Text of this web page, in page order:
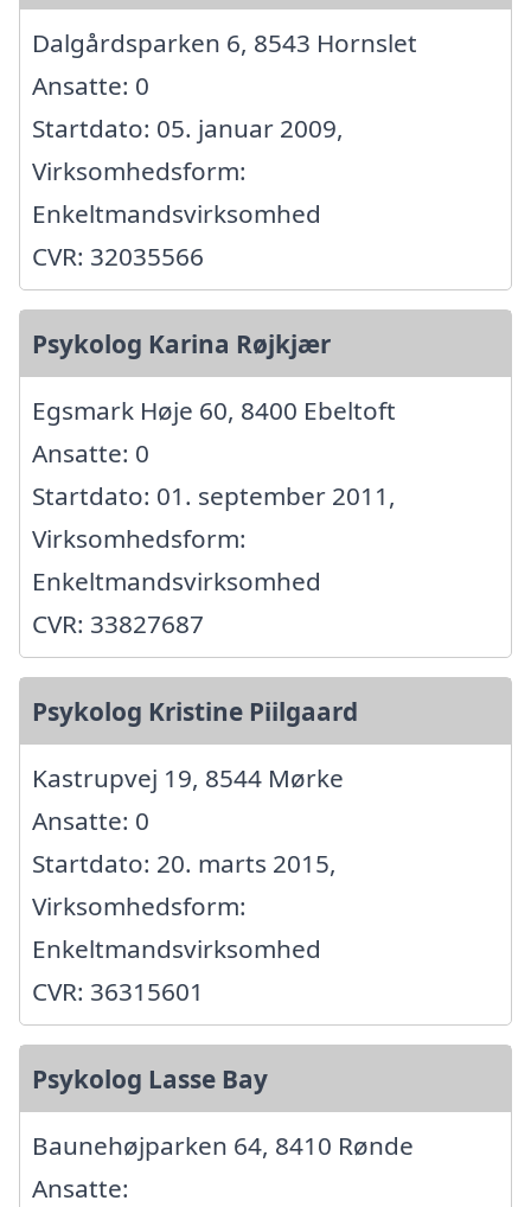
Dalgårdsparken 6, 8543 Hornslet
Ansatte: 0
Startdato: 05. januar 2009,
Virksomhedsform:
Enkeltmandsvirksomhed
CVR: 32035566
Psykolog Karina Røjkjær
Egsmark Høje 60, 8400 Ebeltoft
Ansatte: 0
Startdato: 01. september 2011,
Virksomhedsform:
Enkeltmandsvirksomhed
CVR: 33827687
Psykolog Kristine Piilgaard
Kastrupvej 19, 8544 Mørke
Ansatte: 0
Startdato: 20. marts 2015,
Virksomhedsform:
Enkeltmandsvirksomhed
CVR: 36315601
Psykolog Lasse Bay
Baunehøjparken 64, 8410 Rønde
Ansatte: